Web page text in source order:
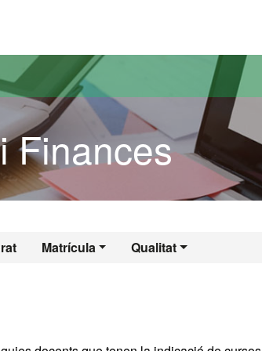
Finances
Matrícula Qualitat
i Finances